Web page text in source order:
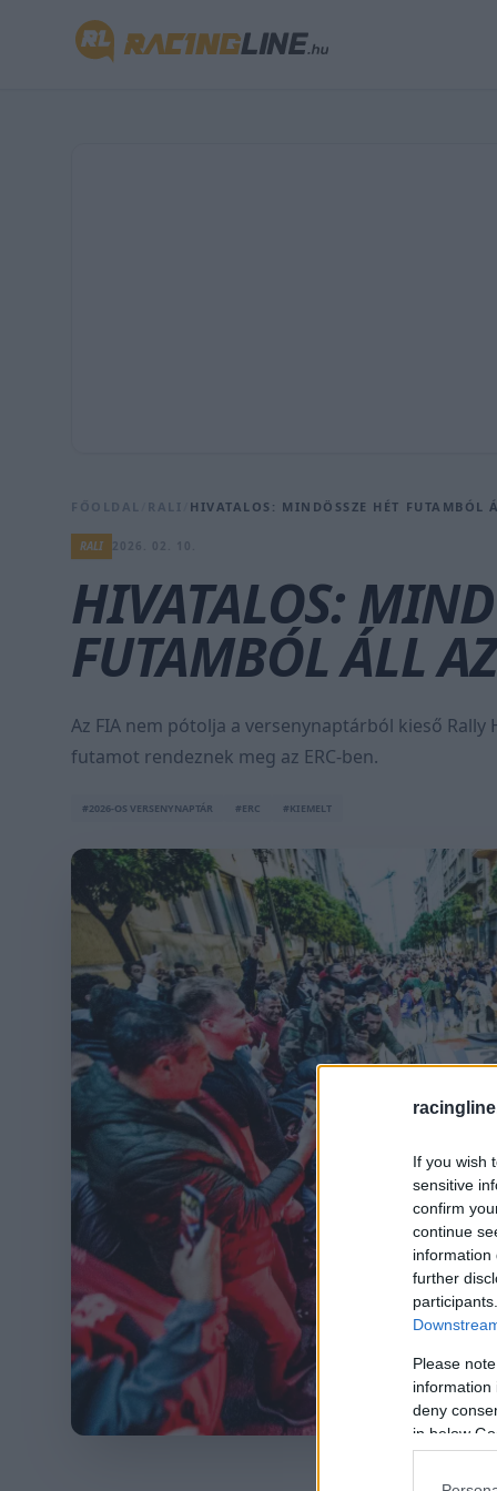
If you wish
sensitive
confirm
continue
information
further
Please
information
deny
in below
FŐOLDAL RALI HIVATALOS: MINDÖSSZE HÉT FUTAMBÓL
RALI
HIVATALOS:
FUTAMBÓL ÁLL
Az FIA nem pótolja a versenynaptárból kieső
futamot rendeznek meg az ERC-ben.
#2026-OS VERSENYNAPTÁR #ERC #KIEMELT